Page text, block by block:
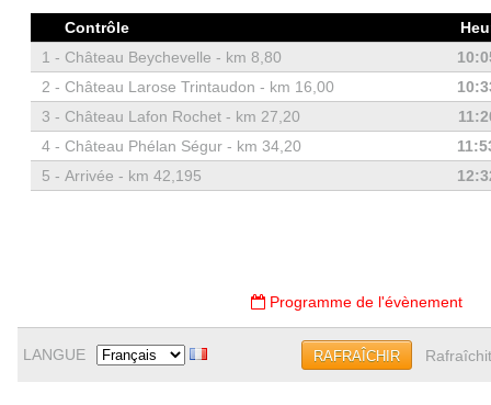
Contrôle
1 - Château Beychevelle - km 8,80
2 - Château Larose Trintaudon - km 16,00
3 - Château Lafon Rochet - km 27,20
4 - Château Phélan Ségur - km 34,20
5 - Arrivée - km 42,195
Programme de l'évènement
LANGUE RAFRAÎCHIR